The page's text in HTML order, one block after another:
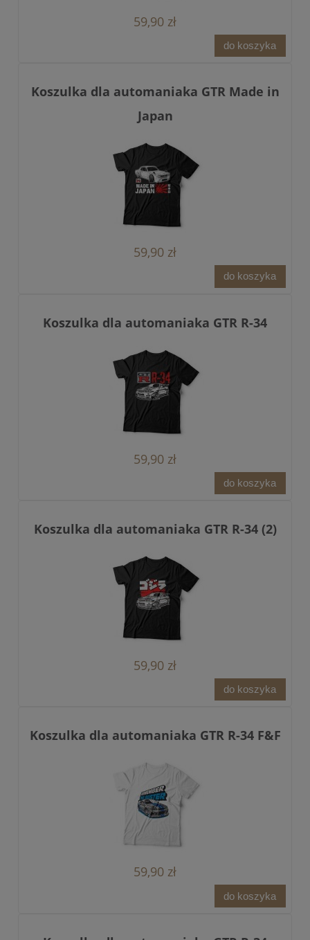
59,90 zł
do koszyka
Koszulka dla automaniaka GTR Made in
Japan
59,90 zł
do koszyka
Koszulka dla automaniaka GTR R-34
59,90 zł
do koszyka
Koszulka dla automaniaka GTR R-34 (2)
59,90 zł
do koszyka
Koszulka dla automaniaka GTR R-34 F&F
59,90 zł
do koszyka